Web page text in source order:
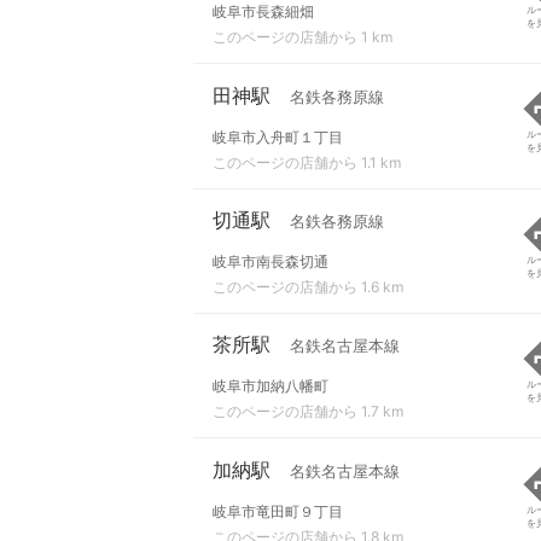
岐阜市長森細畑
このページの店舗から 1 km
ル
を
田神駅 名鉄各務原線
岐阜市入舟町１丁目
このページの店舗から 1.1 km
ル
を
切通駅 名鉄各務原線
岐阜市南長森切通
このページの店舗から 1.6 km
ル
を
茶所駅 名鉄名古屋本線
岐阜市加納八幡町
このページの店舗から 1.7 km
ル
を
加納駅 名鉄名古屋本線
岐阜市竜田町９丁目
このページの店舗から 1.8 km
ル
を